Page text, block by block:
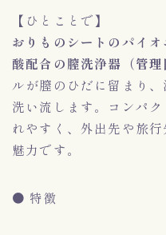
【ひとことで】
おりものシートのパイ
酸配合の膣洗浄器（管理
ルが膣のひだに留まり
洗い流します。コンパ
れやすく、外出先や旅
魅力です。
● 特徴